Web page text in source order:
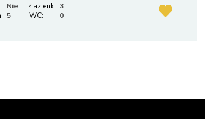
Nie
5
Łazienki: 3
WC:
0